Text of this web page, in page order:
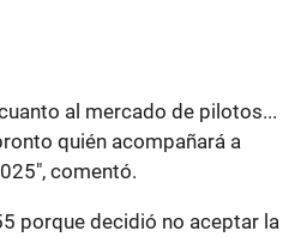
al mercado de pilotos...
quién acompañará a
comentó.
porque decidió no aceptar la